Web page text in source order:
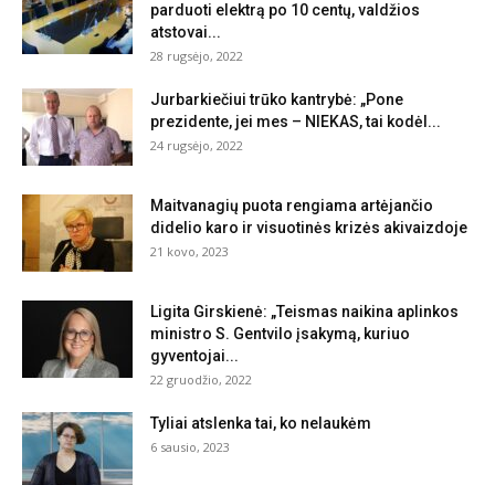
parduoti elektrą po 10 centų, valdžios
atstovai...
28 rugsėjo, 2022
Jurbarkiečiui trūko kantrybė: „Pone
prezidente, jei mes – NIEKAS, tai kodėl...
24 rugsėjo, 2022
Maitvanagių puota rengiama artėjančio
didelio karo ir visuotinės krizės akivaizdoje
21 kovo, 2023
Ligita Girskienė: „Teismas naikina aplinkos
ministro S. Gentvilo įsakymą, kuriuo
gyventojai...
22 gruodžio, 2022
Tyliai atslenka tai, ko nelaukėm
6 sausio, 2023